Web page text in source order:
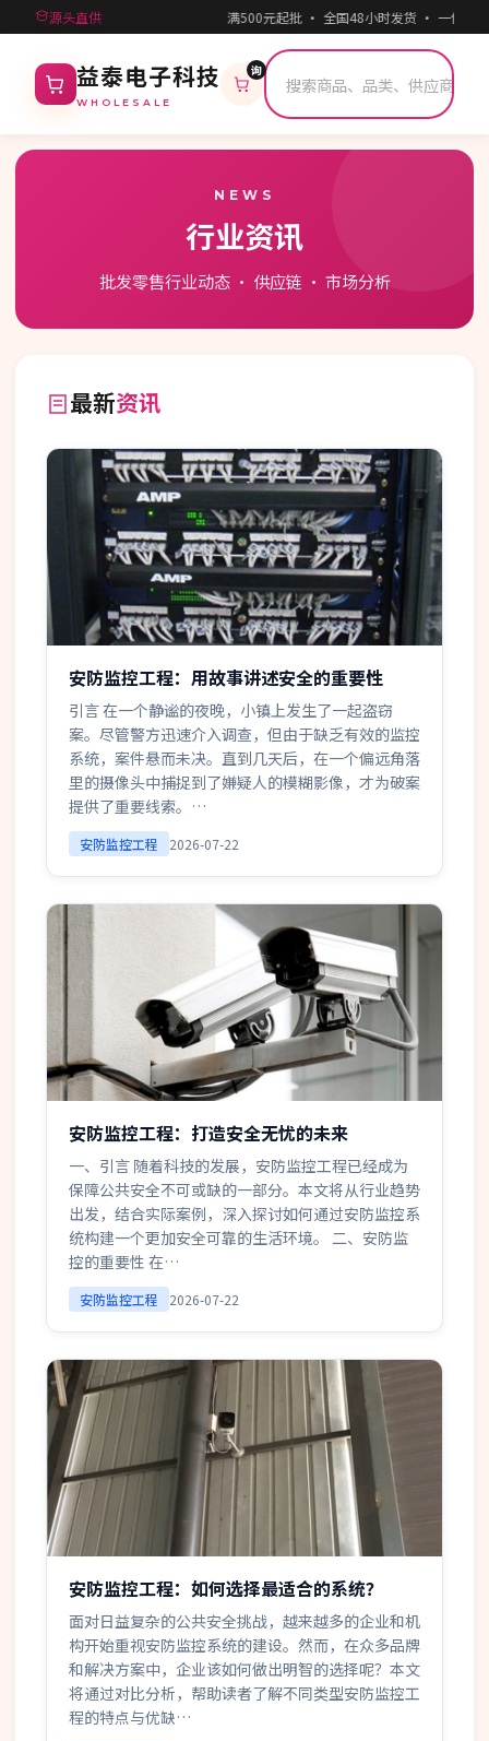
源头直供 满500元起批 · 全国48小时发货 · 一件代发
益泰电子科技
WHOLESALE
询
NEWS
行业资讯
批发零售行业动态 · 供应链 · 市场分析
最新资讯
安防监控工程：用故事讲述安全的重要性
引言 在一个静谧的夜晚，小镇上发生了一起盗窃
案。尽管警方迅速介入调查，但由于缺乏有效的监控
系统，案件悬而未决。直到几天后，在一个偏远角落
里的摄像头中捕捉到了嫌疑人的模糊影像，才为破案
提供了重要线索。…
安防监控工程 2026-07-22
安防监控工程：打造安全无忧的未来
一、引言 随着科技的发展，安防监控工程已经成为
保障公共安全不可或缺的一部分。本文将从行业趋势
出发，结合实际案例，深入探讨如何通过安防监控系
统构建一个更加安全可靠的生活环境。 二、安防监
控的重要性 在…
安防监控工程 2026-07-22
安防监控工程：如何选择最适合的系统？
面对日益复杂的公共安全挑战，越来越多的企业和机
构开始重视安防监控系统的建设。然而，在众多品牌
和解决方案中，企业该如何做出明智的选择呢？本文
将通过对比分析，帮助读者了解不同类型安防监控工
程的特点与优缺…